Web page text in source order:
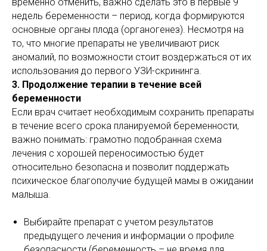
недель беременности – период, когда формируются
основные органы плода (органогенез). Несмотря на
то, что многие препараты не увеличивают риск
аномалий, по возможности стоит воздержаться от их
использования до первого УЗИ-скрининга.
3. Продолжение терапии в течение всей
беременности
Если врач считает необходимым сохранить препараты
в течение всего срока планируемой беременности,
важно понимать: грамотно подобранная схема
лечения с хорошей переносимостью будет
относительно безопасна и позволит поддержать
психическое благополучие будущей мамы в ожидании
малыша.
Выбирайте препарат с учетом результатов
предыдущего лечения и информации о профиле